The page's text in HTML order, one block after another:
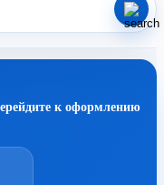
к оформлению